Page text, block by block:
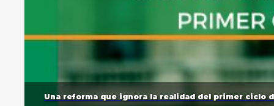
Una reforma que ignora la realidad del primer ciclo